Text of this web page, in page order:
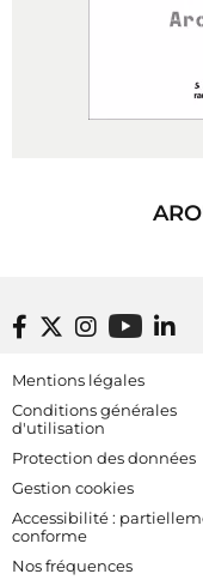
Footer bottom
Mentions légales
Conditions générales
d'utilisation
Protection des données
Gestion cookies
Accessibilité :
conforme
Nos fréquences